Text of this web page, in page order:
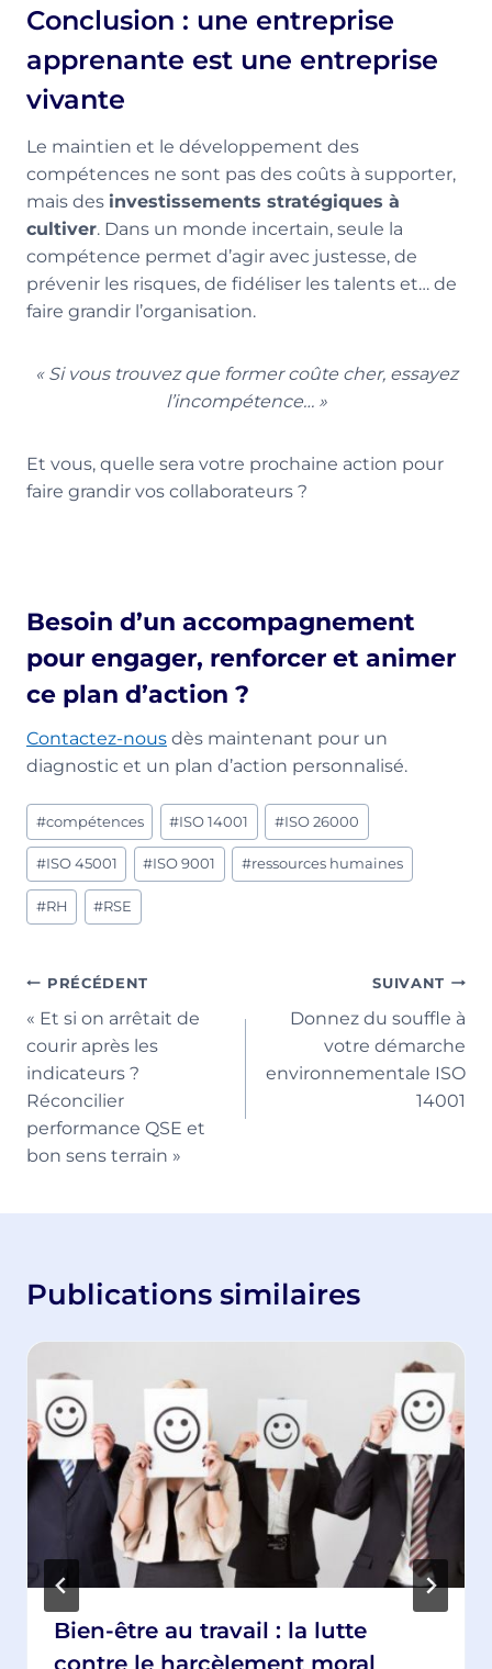
Conclusion : une entreprise
apprenante est une entreprise
vivante
Le maintien et le développement des
compétences ne sont pas des coûts à supporter,
mais des investissements stratégiques à
cultiver. Dans un monde incertain, seule la
compétence permet d’agir avec justesse, de
prévenir les risques, de fidéliser les talents et… de
faire grandir l’organisation.
« Si vous trouvez que former coûte cher, essayez
l’incompétence… »
Et vous, quelle sera votre prochaine action pour
faire grandir vos collaborateurs ?
Besoin d’un accompagnement
pour engager, renforcer et animer
ce plan d’action ?
Contactez-nous dès maintenant pour un
diagnostic et un plan d’action personnalisé.
Étiquettes
de
la
publication :
#compétences #ISO 14001 #ISO 26000
#ISO 45001 #ISO 9001 #ressources humaines
#RH #RSE
Navigation
de
l’article
PRÉCÉDENT
« Et si on arrêtait de
courir après les
indicateurs ?
Réconcilier
performance QSE et
bon sens terrain »
SUIVANT
Donnez du souffle à
votre démarche
environnementale ISO
14001
Publications similaires
Bien-être au travail : la lutte
contre le harcèlement moral